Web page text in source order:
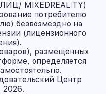
MIXEDREALITY)
потребителю
безвозмездно на
(лицензионного
размещенных
определяется
Центр